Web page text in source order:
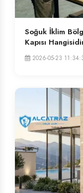
Soğuk İklim
Kapısı
2026-05-23